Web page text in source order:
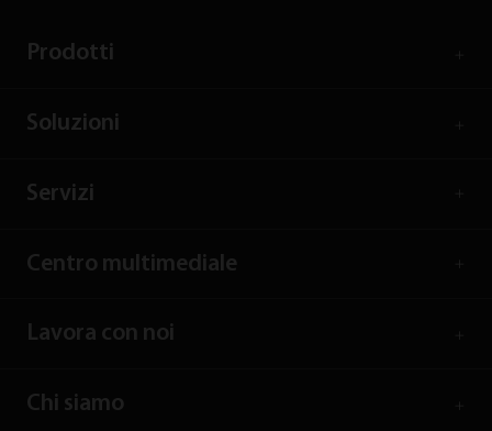
Prodotti
Soluzioni
Servizi
Centro multimediale
Lavora con noi
Chi siamo